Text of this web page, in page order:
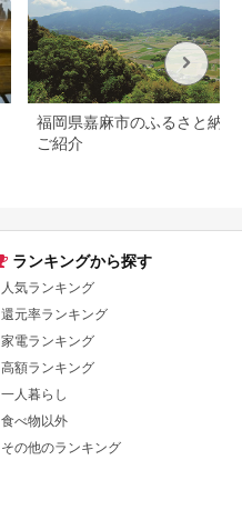
福岡県嘉麻市のふるさと納税
ご紹介
ランキングから探す
人気ランキング
還元率ランキング
家電ランキング
高額ランキング
一人暮らし
食べ物以外
その他のランキング